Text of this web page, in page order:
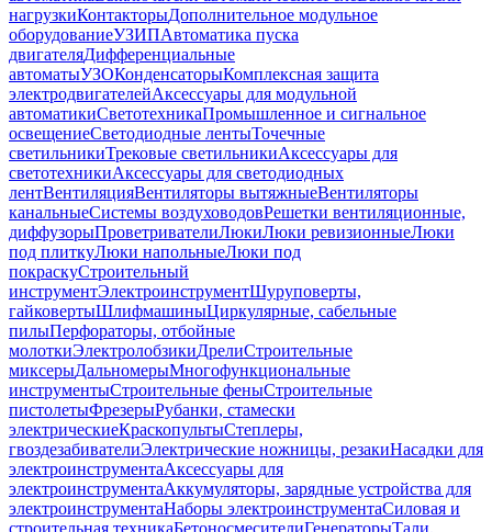
нагрузкиКонтакторыДополнительное модульное
оборудованиеУЗИПАвтоматика пуска
двигателяДифференциальные
автоматыУЗОКонденсаторыКомплексная защита
электродвигателейАксессуары для модульной
автоматикиСветотехникаПромышленное и сигнальное
освещениеСветодиодные лентыТочечные
светильникиТрековые светильникиАксессуары для
светотехникиАксессуары для светодиодных
лентВентиляцияВентиляторы вытяжныеВентиляторы
канальныеСистемы воздуховодовРешетки вентиляционные,
диффузорыПроветривателиЛюкиЛюки ревизионныеЛюки
под плиткуЛюки напольныеЛюки под
покраскуСтроительный
инструментЭлектроинструментШуруповерты,
гайковертыШлифмашиныЦиркулярные, сабельные
пилыПерфораторы, отбойные
молоткиЭлектролобзикиДрелиСтроительные
миксерыДальномерыМногофункциональные
инструментыСтроительные феныСтроительные
пистолетыФрезерыРубанки, стамески
электрическиеКраскопультыСтеплеры,
гвоздезабивателиЭлектрические ножницы, резакиНасадки для
электроинструментаАксессуары для
электроинструментаАккумуляторы, зарядные устройства для
электроинструментаНаборы электроинструментаСиловая и
строительная техникаБетоносмесителиГенераторыТали,